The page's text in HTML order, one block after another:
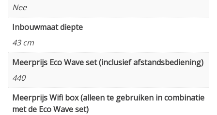
Nee
Inbouwmaat diepte
43 cm
Meerprijs Eco Wave set (inclusief afstandsbediening)
440
Meerprijs Wifi box (alleen te gebruiken in combinatie
met de Eco Wave set)